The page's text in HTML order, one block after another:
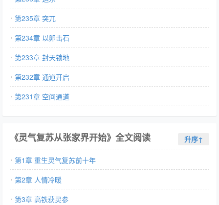
第235章 突兀
第234章 以卵击石
第233章 封天锁地
第232章 通道开启
第231章 空间通道
《灵气复苏从张家界开始》全文阅读 升序↑
第1章 重生灵气复苏前十年
第2章 人情冷暖
第3章 高铁获灵参